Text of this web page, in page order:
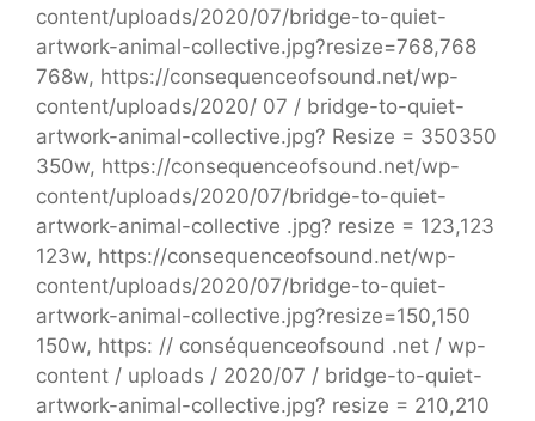
content/uploads/2020/07/bridge-to-quiet-
artwork-animal-collective.jpg?resize=768,768
768w, https://consequenceofsound.net/wp-
content/uploads/2020/ 07 / bridge-to-quiet-
artwork-animal-collective.jpg? Resize = 350350
350w, https://consequenceofsound.net/wp-
content/uploads/2020/07/bridge-to-quiet-
artwork-animal-collective .jpg? resize = 123,123
123w, https://consequenceofsound.net/wp-
content/uploads/2020/07/bridge-to-quiet-
artwork-animal-collective.jpg?resize=150,150
150w, https: // conséquenceofsound .net / wp-
content / uploads / 2020/07 / bridge-to-quiet-
artwork-animal-collective.jpg? resize = 210,210